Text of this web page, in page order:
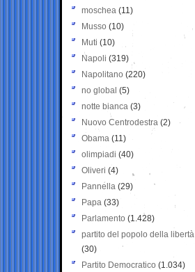
moschea (11)
Musso (10)
Muti (10)
Napoli (319)
Napolitano (220)
no global (5)
notte bianca (3)
Nuovo Centrodestra (2)
Obama (11)
olimpiadi (40)
Oliveri (4)
Pannella (29)
Papa (33)
Parlamento (1.428)
partito del popolo della libertà
(30)
Partito Democratico (1.034)